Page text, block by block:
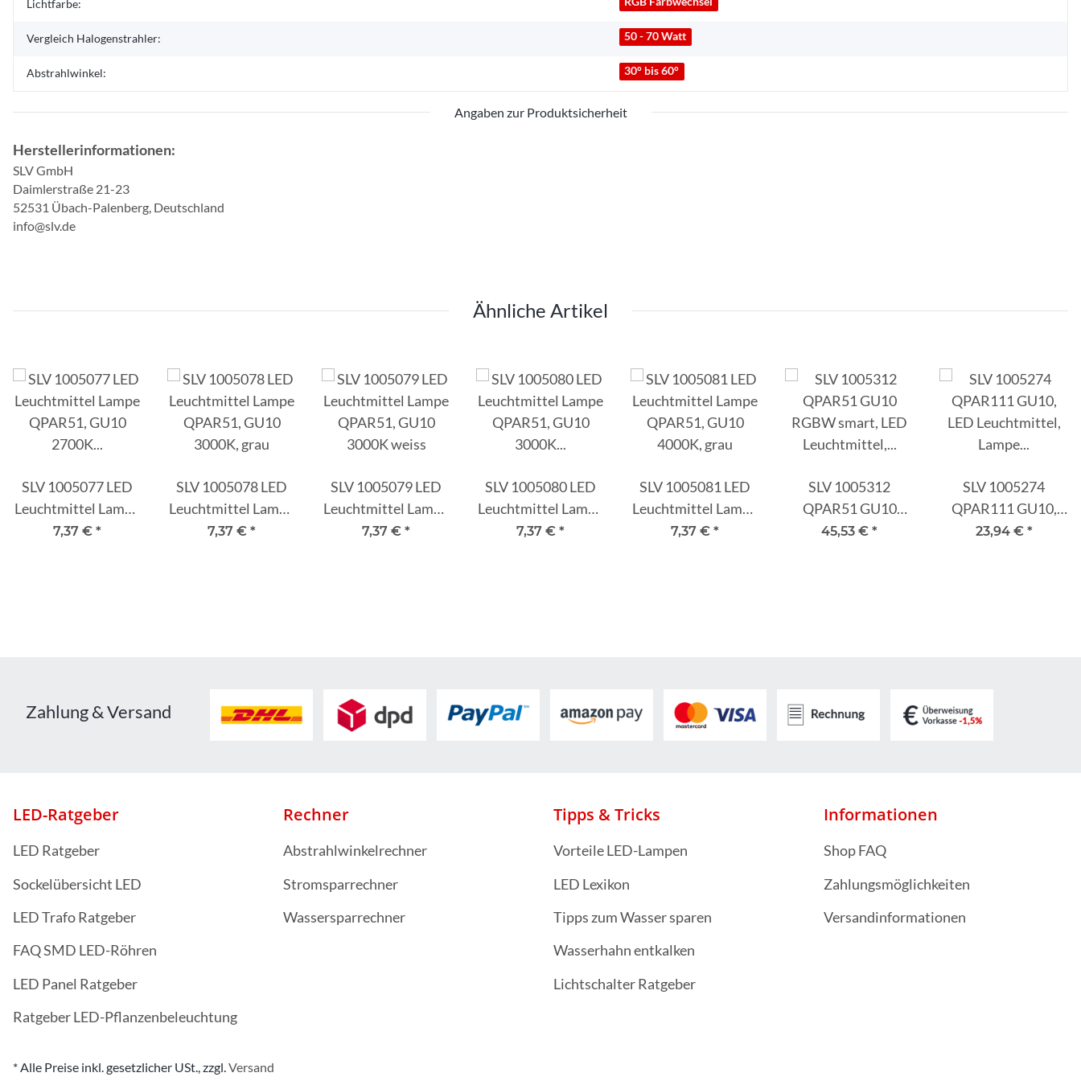
Lichtfarbe:
Vergleich Halogenstrahler: 50 - 70 Watt
Abstrahlwinkel: 30° bis 60°
Angaben zur Produktsicherheit
Herstellerinformationen:
SLV GmbH
Daimlerstraße 21-23
52531 Übach-Palenberg, Deutschland
info@slv.de
Ähnliche Artikel
SLV 1005077 LED
Leuchtmittel Lampe
QPAR51, GU10
7,37 € *
SLV 1005078 LED
Leuchtmittel Lampe
QPAR51, GU10
7,37 € *
SLV 1005079 LED
Leuchtmittel Lampe
QPAR51, GU10
7,37 € *
SLV 1005080 LED
Leuchtmittel Lampe
QPAR51, GU10
7,37 € *
SLV 1005081 LED
Leuchtmittel Lampe
QPAR51, GU10
7,37 € *
SLV 1005312
QPAR51 GU10
RGBW smart, LED
45,53 € *
SLV 1005274
QPAR111 GU10,
LED Leuchtmittel,
23,94 € *
Zahlung & Versand
LED-Ratgeber
LED Ratgeber
Sockelübersicht LED
LED Trafo Ratgeber
FAQ SMD LED-Röhren
LED Panel Ratgeber
Ratgeber LED-Pflanzenbeleuchtung
Rechner
Abstrahlwinkelrechner
Stromsparrechner
Wassersparrechner
Tipps & Tricks
Vorteile LED-Lampen
LED Lexikon
Tipps zum Wasser sparen
Wasserhahn entkalken
Lichtschalter Ratgeber
Informationen
Shop FAQ
Zahlungsmöglichkeiten
Versandinformationen
* Alle Preise inkl. gesetzlicher USt., zzgl.Versand